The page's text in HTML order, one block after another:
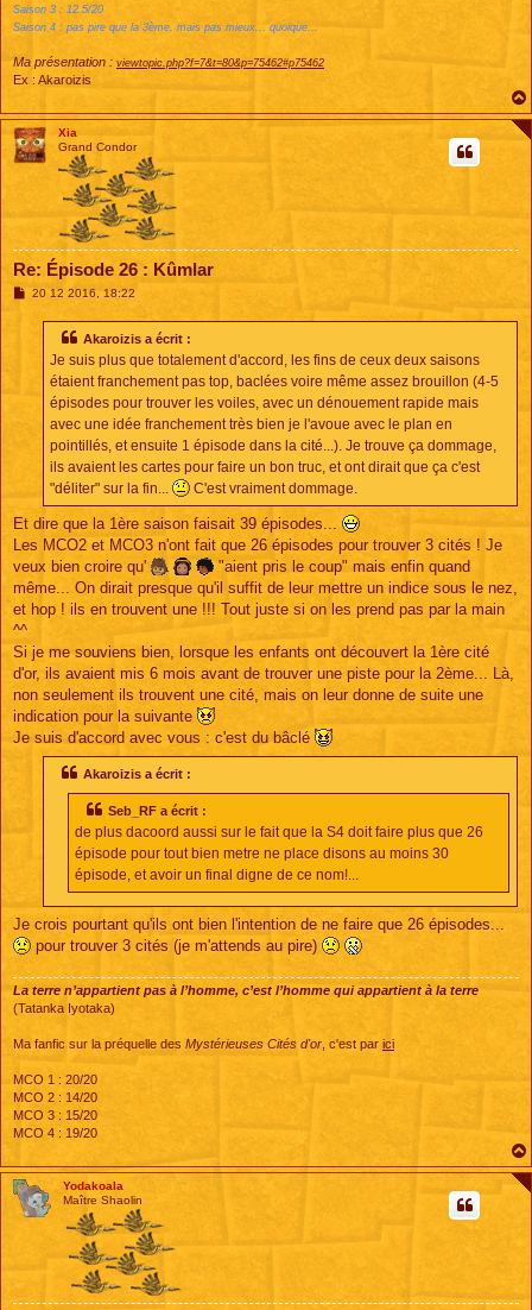
Saison 3 : 12.5/20
Saison 4 : pas pire que la 3ème, mais pas mieux... quoique...
Ma présentation : viewtopic.php?f=7&t=80&p=75462#p75462
Ex : Akaroizis
Xia
Grand Condor
Re: Épisode 26 : Kûmlar
M20 12 2016, 18:22
Akaroizis a écrit :
Je suis plus que totalement d'accord, les fins de ceux deux saisons
étaient franchement pas top, baclées voire même assez brouillon (4-5
épisodes pour trouver les voiles, avec un dénouement rapide mais
avec une idée franchement très bien je l'avoue avec le plan en
pointillés, et ensuite 1 épisode dans la cité...). Je trouve ça dommage,
ils avaient les cartes pour faire un bon truc, et ont dirait que ça c'est
"déliter" sur la fin...
C'est vraiment dommage.
Et dire que la 1ère saison faisait 39 épisodes...
Les MCO2 et MCO3 n'ont fait que 26 épisodes pour trouver 3 cités ! Je
veux bien croire qu'
"aient pris le coup" mais enfin quand
même... On dirait presque qu'il suffit de leur mettre un indice sous le nez,
et hop ! ils en trouvent une !!! Tout juste si on les prend pas par la main
^^
Si je me souviens bien, lorsque les enfants ont découvert la 1ère cité
d'or, ils avaient mis 6 mois avant de trouver une piste pour la 2ème... Là,
non seulement ils trouvent une cité, mais on leur donne de suite une
indication pour la suivante
Je suis d'accord avec vous : c'est du bâclé
Akaroizis a écrit :
Seb_RF a écrit :
de plus dacoord aussi sur le fait que la S4 doit faire plus que 26
épisode pour tout bien metre ne place disons au moins 30
épisode, et avoir un final digne de ce nom!...
Je crois pourtant qu'ils ont bien l'intention de ne faire que 26 épisodes...
pour trouver 3 cités (je m'attends au pire)
La terre n’appartient pas à l’homme, c’est l’homme qui appartient à la terre
(Tatanka Iyotaka)
Ma fanfic sur la préquelle des Mystérieuses Cités d'or , c'est par ici
MCO 1 : 20/20
MCO 2 : 14/20
MCO 3 : 15/20
MCO 4 : 19/20
Yodakoala
Maître Shaolin